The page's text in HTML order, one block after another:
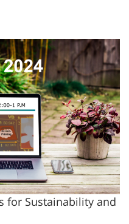
for Sustainability and